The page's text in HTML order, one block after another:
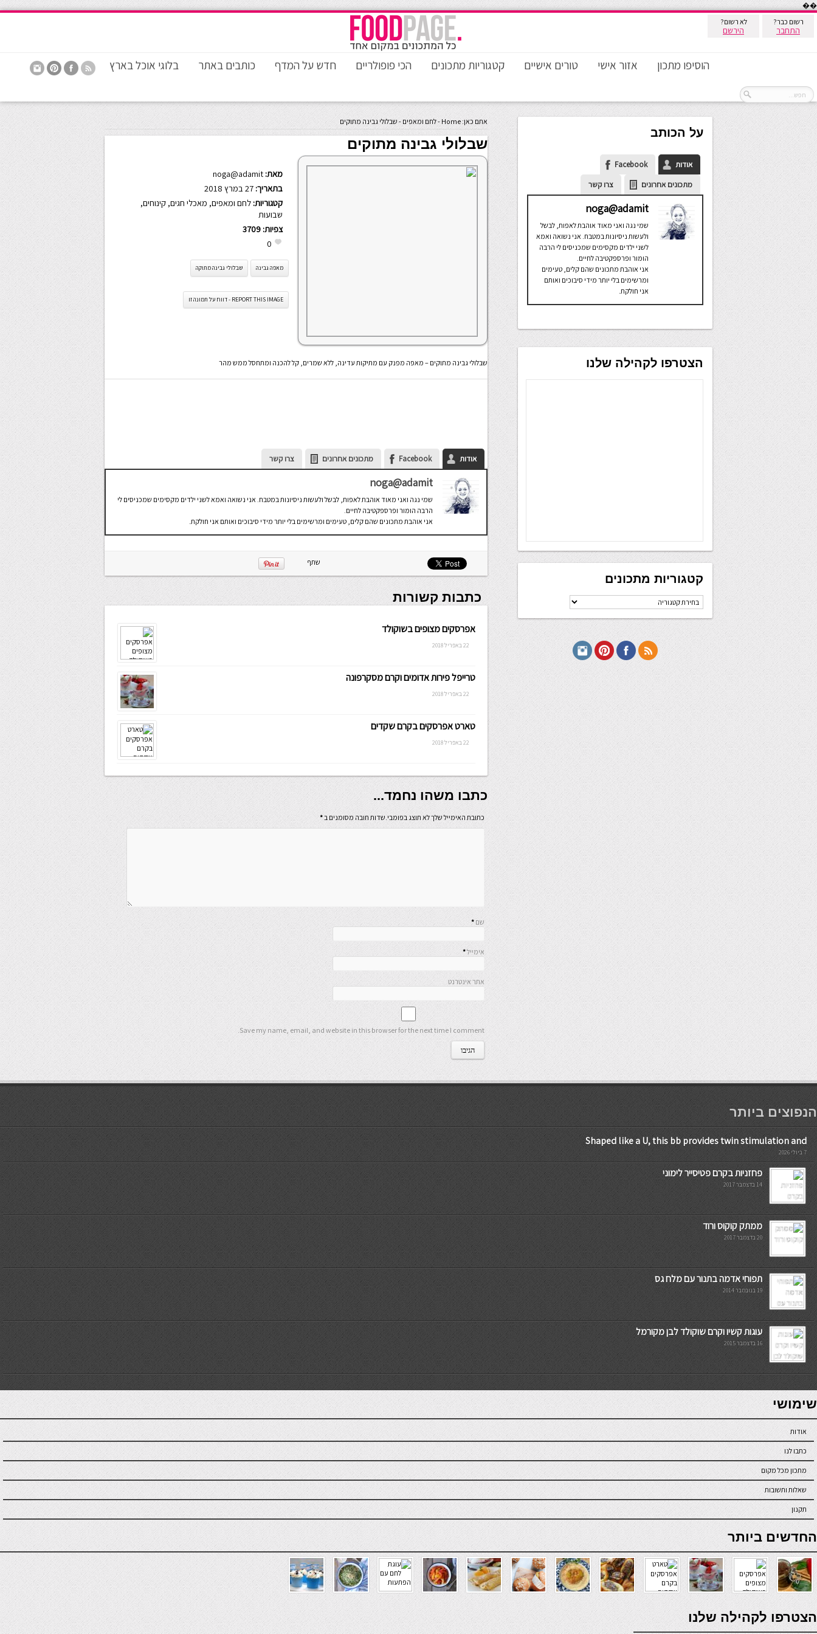
��
רשום כבר?
התחבר
לא רשום?
הירשם
הוסיפו מתכון אזור אישי טורים אישיים קטגוריות מתכונים הכי פופולריים חדש על המדף כותבים באתר בלוגי אוכל בארץ
אתם כאן: Home
-לחם ומאפים -שבלולי גבינה מתוקים
שבלולי גבינה מתוקים
מאת: noga@adamit
בתאריך:
קטגוריות: לחם ומאפים, מאכלי חגים, קינוחים,
שבועות
צפיות: 3709
0
מאפה גבינה שבלולי גבינה מתוקה
REPORT THIS IMAGE - דווח על תמונה זו
שבלולי גבינה מתוקים – מאפה מפנק עם מתיקות עדינה, ללא שמרים, קל להכנה ומתחסל ממש מהר
אודות Facebook מתכונים אחרונים צרו קשר
noga@adamit
שמי נגה ואני מאוד אוהבת לאפות, לבשל ולעשות ניסיונות במטבח. אני נשואה ואמא לשני ילדים מקסימים שמכניסים לי
הרבה הומור ופרספקטיבה לחיים.
אני אוהבת מתכונים שהם קלים, טעימים ומרשימים בלי יותר מידי סיבוכים ואותם אני חולקת.
שתף
כתבות קשורות
אפרסקים מצופים בשוקולד
22 באפריל 2018
טרייפל פירות אדומים וקרם מסקרפונה
22 באפריל 2018
טארט אפרסקים בקרם שקדים
22 באפריל 2018
כתבו משהו נחמד...
כתובת האימייל שלך לא תוצג בפומבי.שדות חובה מסומנים ב*
שם *
אימייל*
אתר אינטרנט
Save my name, email, and website in this browser for the next time I comment.
על הכותב
אודות
Facebook
מתכונים אחרונים
צרו קשר
noga@adamit
שמי נגה ואני מאוד אוהבת לאפות, לבשל
ולעשות ניסיונות במטבח. אני נשואה ואמא
לשני ילדים מקסימים שמכניסים לי הרבה
הומור ופרספקטיבה לחיים.
אני אוהבת מתכונים שהם קלים, טעימים
ומרשימים בלי יותר מידי סיבוכים ואותם
אני חולקת.
הצטרפו לקהילה שלנו
קטגוריות מתכונים
קטגוריות
מתכונים
мостбет кг
הנפוצים ביותר
Shaped like a U, this bb provides twin stimulation and
7 ביולי 2026
פחזניות בקרם פטיסייר לימוני
14 בדצמבר 2017
ממתק קוקוס ורוד
20 בדצמבר 2017
תפוחי אדמה בתנור עם מלח גס
19 בנובמבר 2014
עוגות קשיו וקרם שוקולד לבן מקורמל
16 בדצמבר 2015
7slots
seriöse online casinos österreich
שימושי
אודות
כתבו לנו
מתכון מכל מקום
שאלות ותשובות
תקנון
online casino
החדשים ביותר
verde casino
הצטרפו לקהילה שלנו